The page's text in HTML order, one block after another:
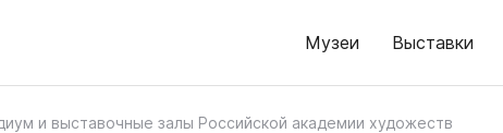
Музеи Выставки
и выставочные залы Российской академии художеств